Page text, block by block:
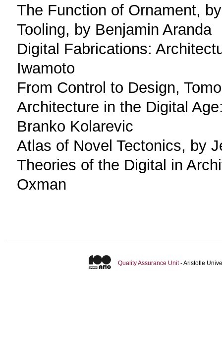
The Function of Ornament,
Tooling, by Benjamin Aranda
Digital Fabrications:
Iwamoto
From Control to Design,
Architecture in the Digital
Branko Kolarevic
Atlas of Novel Tectonics, by
Theories of the Digital in
Oxman
Quality Assurance Unit- Aristotle